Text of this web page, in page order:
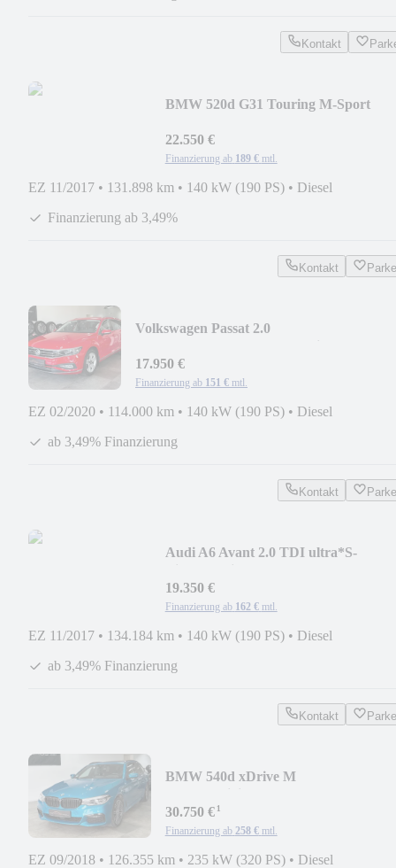
Kontakt
BMW 520d G31 Touring M-Sport
22.550 €
Finanzierung ab 189 € mtl.
EZ 11/2017 • 131.898 km • 140 kW (190 PS) • Diesel
Finanzierung ab 3,49%
Kontakt
Volkswagen Passat 2.0
17.950 €
Finanzierung ab 151 € mtl.
EZ 02/2020 • 114.000 km • 140 kW (190 PS) • Diesel
ab 3,49% Finanzierung
Kontakt
Audi A6 Avant 2.0 TDI ultra*S-
19.350 €
Finanzierung ab 162 € mtl.
EZ 11/2017 • 134.184 km • 140 kW (190 PS) • Diesel
ab 3,49% Finanzierung
Kontakt
BMW 540d xDrive M
30.750 €¹
Finanzierung ab 258 € mtl.
EZ 09/2018 • 126.355 km • 235 kW (320 PS) • Diesel